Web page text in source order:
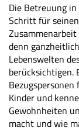
Die Betreuung
Schritt für
denn
Lebenswelten
berücksichtigen.
Kinder und
Gewohnheiten
macht und wie